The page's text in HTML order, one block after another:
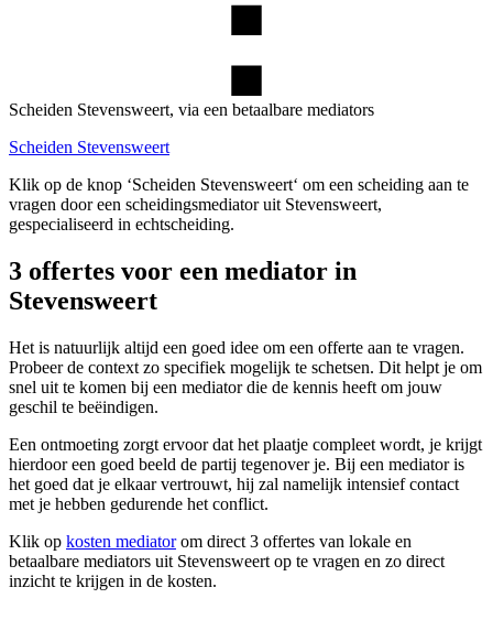
Scheiden Stevensweert, via een betaalbare mediators
Scheiden Stevensweert
Klik op de knop ‘Scheiden Stevensweert‘ om een scheiding aan te
vragen door een scheidingsmediator uit Stevensweert,
gespecialiseerd in echtscheiding.
3 offertes voor een mediator in
Stevensweert
Het is natuurlijk altijd een goed idee om een offerte aan te vragen.
Probeer de context zo specifiek mogelijk te schetsen. Dit helpt je om
snel uit te komen bij een mediator die de kennis heeft om jouw
geschil te beëindigen.
Een ontmoeting zorgt ervoor dat het plaatje compleet wordt, je krijgt
hierdoor een goed beeld de partij tegenover je. Bij een mediator is
het goed dat je elkaar vertrouwt, hij zal namelijk intensief contact
met je hebben gedurende het conflict.
Klik op kosten mediatorom direct 3 offertes van lokale en
betaalbare mediators uit Stevensweert op te vragen en zo direct
inzicht te krijgen in de kosten.